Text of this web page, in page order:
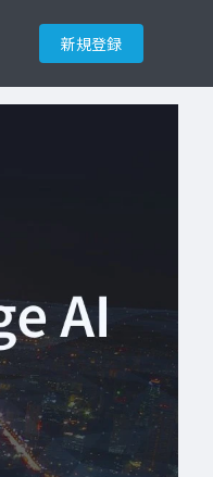
新規登録